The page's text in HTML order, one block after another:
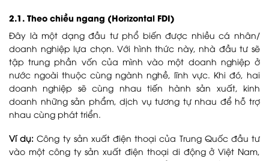
2.1. Theo chiều ngang (Horizontal FDI)
Đây là một dạng đầu tư phổ biến được nhiều cá nhân/
doanh nghiệp lựa chọn. Với hình thức này, nhà đầu tư sẽ
tập trung phần vốn của mình vào một doanh nghiệp ở
nước ngoài thuộc cùng ngành nghề, lĩnh vực. Khi đó, hai
doanh nghiệp sẽ cùng nhau tiến hành sản xuất, kinh
doanh những sản phẩm, dịch vụ tương tự nhau để hỗ trợ
nhau cùng phát triển.
Ví dụ: Công ty sản xuất điện thoại của Trung Quốc đầu tư
vào một công ty sản xuất điện thoại di động ở Việt Nam,